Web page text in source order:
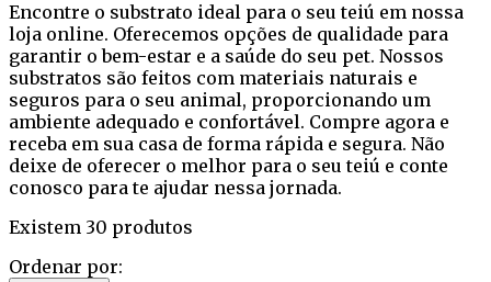
Encontre o substrato ideal para o seu teiú em nossa
loja online. Oferecemos opções de qualidade para
garantir o bem-estar e a saúde do seu pet. Nossos
substratos são feitos com materiais naturais e
seguros para o seu animal, proporcionando um
ambiente adequado e confortável. Compre agora e
receba em sua casa de forma rápida e segura. Não
deixe de oferecer o melhor para o seu teiú e conte
conosco para te ajudar nessa jornada.
Existem 30 produtos
Ordenar por: